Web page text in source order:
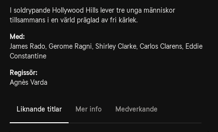
I soldrypande Hollywood Hills lever tre unga människor
tillsammans i en värld präglad av fri kärlek.
Med:
James Rado, Gerome Ragni, Shirley Clarke, Carlos Clarens, Eddie
Constantine
Regissör:
Agnès Varda
Liknande titlar Mer info Medverkande